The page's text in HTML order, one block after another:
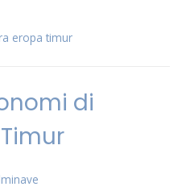
eropa timur
di